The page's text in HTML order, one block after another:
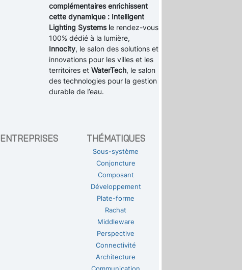
complémentaires enrichissent
cette dynamique : Intelligent
Lighting Systems le rendez-vous
100% dédié à la lumière,
Innocity, le salon des solutions et
innovations pour les villes et les
territoires et WaterTech, le salon
des technologies pour la gestion
durable de l’eau.
ENTREPRISES THÉMATIQUES
Sous-système
Conjoncture
Composant
Développement
Plate-forme
Rachat
Middleware
Perspective
Connectivité
Architecture